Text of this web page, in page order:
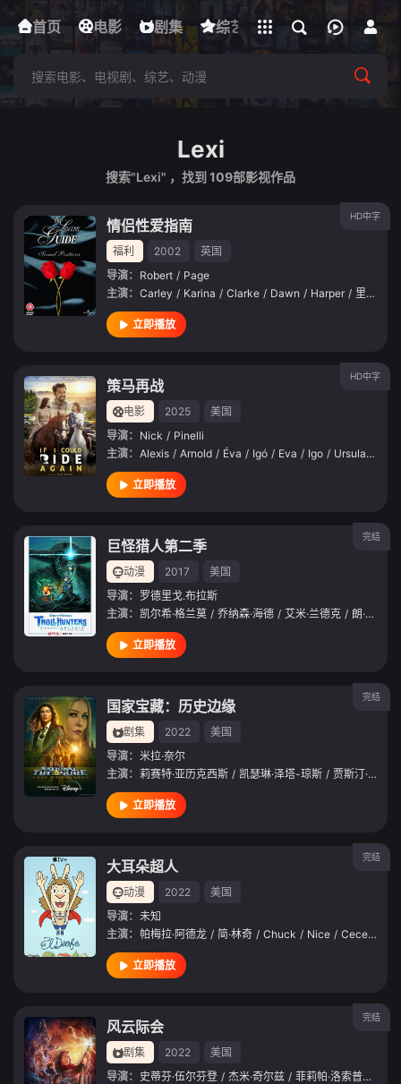
首页 电影 剧集 综艺 动漫 短剧
下载客户端
立即登录
Lexi
搜索"Lexi" ，找到 109部影视作品
HD中字
情侣性爱指南
福利 2002
英国
导演： Robert / Page
主演： Carley / Karina / Clarke / Dawn / Harper / 里奥·玛丽亚
立即播放
HD中字
策马再战
电影 2025
美国
导演： Nick / Pinelli
主演： Alexis / Arnold / Éva / Igó / Eva / Igo / Ursula /
立即播放
完结
巨怪猎人第二季
动漫 2017
美国
导演： 罗德里戈.布拉斯
主演： 凯尔希·格兰莫 / 乔纳森·海德 / 艾米·兰德克 / 朗·普尔曼
立即播放
完结
国家宝藏：历史边缘
剧集 2022
美国
导演： 米拉·奈尔
主演： 莉赛特·亚历克西斯 / 凯瑟琳·泽塔-琼斯 / 贾斯汀·巴萨
立即播放
完结
大耳朵超人
动漫 2022
美国
导演： 未知
主演： 帕梅拉·阿德龙 / 简·林奇 / Chuck / Nice / Cece /
立即播放
完结
风云际会
剧集 2022
美国
导演： 史蒂芬·伍尔芬登 / 杰米·奇尔兹 / 菲莉帕·洛索普 /